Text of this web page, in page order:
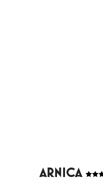
ARNICA